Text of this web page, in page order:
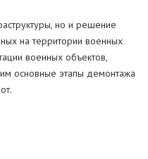
но и решение
на территории военных
военных объектов,
основные этапы демонтажа